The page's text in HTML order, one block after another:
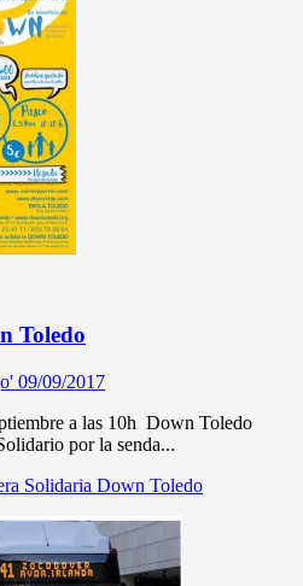
Toledo
09/09/2017
a las 10h Down Toledo
por la senda...
Solidaria Down Toledo